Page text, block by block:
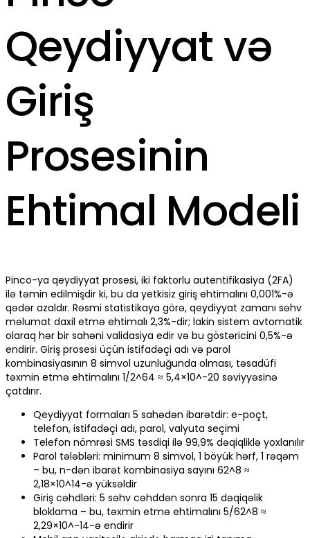
Qeydiyyat və
Giriş
Prosesinin
Ehtimal Modeli
Pinco-ya qeydiyyat prosesi, iki faktorlu autentifikasiya (2FA)
ilə təmin edilmişdir ki, bu da yetkisiz giriş ehtimalını 0,001%-ə
qədər azaldır. Rəsmi statistikaya görə, qeydiyyat zamanı səhv
məlumat daxil etmə ehtimalı 2,3%-dir; lakin sistem avtomatik
olaraq hər bir sahəni validasiya edir və bu göstəricini 0,5%-ə
endirir. Giriş prosesi üçün istifadəçi adı və parol
kombinasiyasının 8 simvol uzunluğunda olması, təsadüfi
təxmin etmə ehtimalını 1/2^64 ≈ 5,4×10^-20 səviyyəsinə
çatdırır.
Qeydiyyat formaları 5 sahədən ibarətdir: e-poçt,
telefon, istifadəçi adı, parol, valyuta seçimi
Telefon nömrəsi SMS təsdiqi ilə 99,9% dəqiqliklə yoxlanılır
Parol tələbləri: minimum 8 simvol, 1 böyük hərf, 1 rəqəm
– bu, n-dən ibarət kombinasiya sayını 62^8 ≈
2,18×10^14-ə yüksəldir
Giriş cəhdləri: 5 səhv cəhddən sonra 15 dəqiqəlik
bloklama – bu, təxmin etmə ehtimalını 5/62^8 ≈
2,29×10^-14-ə endirir